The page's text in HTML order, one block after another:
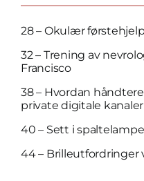
28 – Okulær
32 – Trening av
Francisco
38 – Hvordan
private digitale kanaler
40 – Sett i
44 – Brilleutfordringer